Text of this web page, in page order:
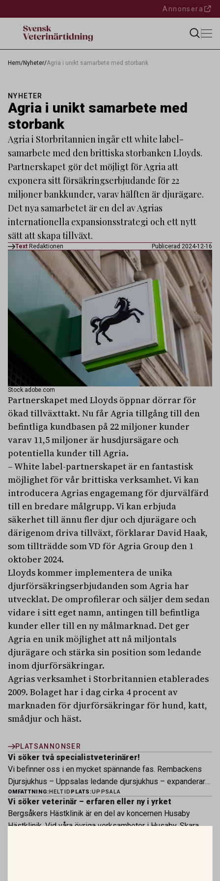
Annonsera
Hem/Nyheter/Agria i unikt samarbete med storbank
NYHETER
Agria i unikt samarbete med
storbank
Agria i Storbritannien ingår ett white label-
samarbete med den brittiska storbanken Lloyds.
Partnerskapet gör det möjligt för Agria att
exponera sitt försäkringserbjudande för 22
miljoner bankkunder, varav hälften är djurägare.
Det nya samarbetet är en del av Agrias
internationella expansionsstrategi och ett nytt
sätt att skapa tillväxt.
Text Redaktionen Publicerad 2024-12-16
Stock.adobe.com
Partnerskapet med Lloyds öppnar dörrar för
ökad tillväxttakt. Nu får Agria tillgång till den
befintliga kundbasen på 22 miljoner kunder
varav 11,5 miljoner är husdjursägare och
potentiella kunder till Agria.
– White label-partnerskapet är en fantastisk
möjlighet för vår brittiska verksamhet. Vi kan
introducera Agrias engagemang för djurvälfärd
till en bredare målgrupp. Vi kan erbjuda
säkerhet till ännu fler djur och djurägare och
därigenom driva tillväxt, förklarar David Haak,
som tillträdde som VD för Agria Group den 1
oktober 2024.
Lloyds kommer implementera de unika
djurförsäkringserbjudanden som Agria har
utvecklat. De omprofilerar och säljer dem sedan
vidare i sitt eget namn, antingen till befintliga
kunder eller till en ny målmarknad. Det ger
Agria en unik möjlighet att nå miljontals
djurägare och stärka sin position som ledande
inom djurförsäkringar.
Agrias verksamhet i Storbritannien etablerades
2009. Bolaget har i dag cirka 4 procent av
marknaden för djurförsäkringar för hund, katt,
smådjur och häst.
PLATSANNONSER
Vi söker två specialistveterinärer!
Vi befinner oss i en mycket spännande fas. Rembackens
Djursjukhus – Uppsalas ledande djursjukhus – expanderar
nu sin specialistverksamhet och söker legitimerade
veterinärer med specialistkompetens som vill vara med
och forma vårt nästa kapitel. Hos oss möter du ett
OMFATTNING: HELTID PLATS:UPPSALA
Vi söker veterinär – erfaren eller ny i yrket
Bergsåkers Hästklinik är en del av koncernen Husaby
Hästklinik. Vid våra övriga verksamheter i Husaby, Skara